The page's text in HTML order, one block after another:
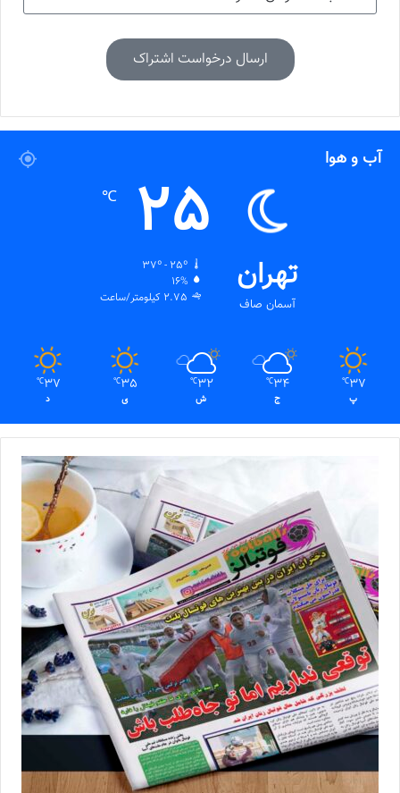
ارسال درخواست اشتراک
آب و هوا
تهران
آسمان صاف
25
℃
37º - 25º
16%
2.75 کیلومتر/ساعت
37
℃
پ
34
℃
ج
32
℃
ش
35
℃
ی
37
℃
د